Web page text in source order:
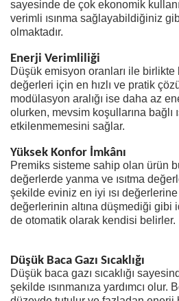
sayesinde de çok ekonomik
verimli ısınma sağlayabildiğiniz
olmaktadır.
Enerji Verimliliği
Düşük emisyon oranları ile birlikte
değerleri için en hızlı ve pratik
modülasyon aralığı ise daha az
olurken, mevsim koşullarına bağlı
etkilenmemesini sağlar.
Yüksek Konfor İmkânı
Premiks sisteme sahip olan ürün
değerlerde yanma ve ısıtma
şekilde eviniz en iyi ısı
değerlerinin altına düşmediği gibi
de otomatik olarak kendisi belirler.
Düşük Baca Gazı Sıcaklığı
Düşük baca gazı sıcaklığı
şekilde ısınmanıza yardımcı olur.